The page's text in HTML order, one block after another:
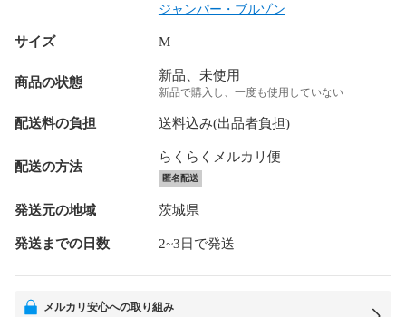
ジャンパー・ブルゾン
サイズ M
商品の状態 新品、未使用
新品で購入し、一度も使用していない
配送料の負担 送料込み(出品者負担)
配送の方法
らくらくメルカリ便
匿名配送
発送元の地域 茨城県
発送までの日数 2~3日で発送
メルカリ安心への取り組み